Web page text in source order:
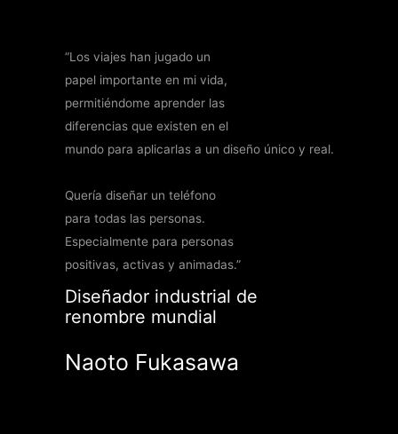
“Los viajes han jugado un
papel importante en mi vida,
permitiéndome aprender las
diferencias que existen en el
mundo para aplicarlas a un diseñoúnico y real.
Quería diseñar un teléfono
para todas las personas.
Especialmente para personas
positivas, activas y animadas.”
Diseñador industrial de
renombre mundial
Naoto Fukasawa